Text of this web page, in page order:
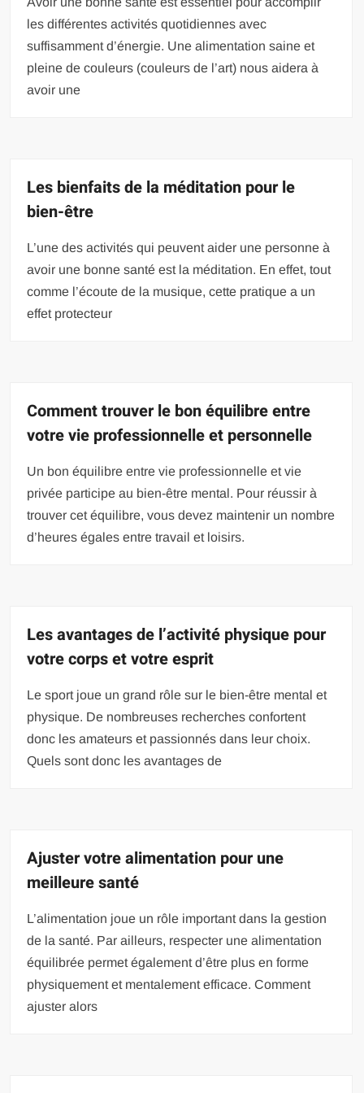
les différentes activités quotidiennes avec
suffisamment d’énergie. Une alimentation saine et
pleine de couleurs (couleurs de l’art) nous aidera à
avoir une
Les bienfaits de la méditation pour le
bien-être
L’une des activités qui peuvent aider une personne à
avoir une bonne santé est la méditation. En effet, tout
comme l’écoute de la musique, cette pratique a un
effet protecteur
Comment trouver le bon équilibre entre
votre vie professionnelle et personnelle
Un bon équilibre entre vie professionnelle et vie
privée participe au bien-être mental. Pour réussir à
trouver cet équilibre, vous devez maintenir un nombre
d’heures égales entre travail et loisirs.
Les avantages de l’activité physique pour
votre corps et votre esprit
Le sport joue un grand rôle sur le bien-être mental et
physique. De nombreuses recherches confortent
donc les amateurs et passionnés dans leur choix.
Quels sont donc les avantages de
Ajuster votre alimentation pour une
meilleure santé
L’alimentation joue un rôle important dans la gestion
de la santé. Par ailleurs, respecter une alimentation
équilibrée permet également d’être plus en forme
physiquement et mentalement efficace. Comment
ajuster alors